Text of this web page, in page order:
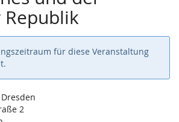
für diese Veranstaltung
2